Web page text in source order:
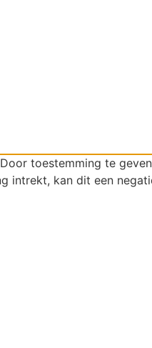
toestemming te
intrekt, kan dit een